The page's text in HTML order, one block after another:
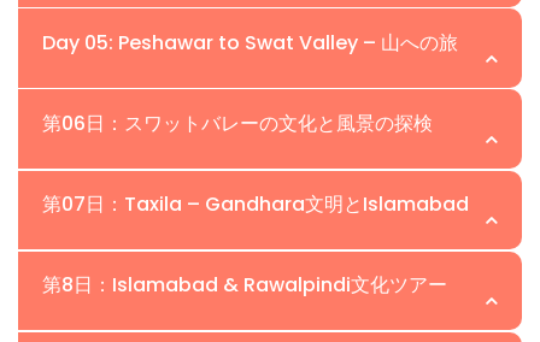
ります。夕方には、エネルギッシュなWagah Border
Ceremonyを体験し、ユニークな文化的スペクタクルを
ラホールで宿泊。
てパノラマの景色を探索します。旅を続けて、南アジアで
最も古い生きた都市の一つであるペシャワールへ向かいま
す。
い。Bala Hisar Fort、Peshawar Museumを訪れ、かつ
料理と温かい地元のホスピタリティを楽しんでください。
Day 05: Peshawar to Swat Valley – 山への旅
して知られています。風景は平野から緑豊かな谷や松の森
へと変わります。到着後、チェックインしてSwat Riverの
第06日：スワットバレーの文化と風景の探検
スワット博物館、サイドゥ・シャリフ・ストゥーパを訪
れ、マラム・ジャバや周辺の谷での美しい景色を楽しんで
第07日：Taxila – Gandhara文明とIslamabad
第8日：Islamabad & Rawalpindi文化ツアー